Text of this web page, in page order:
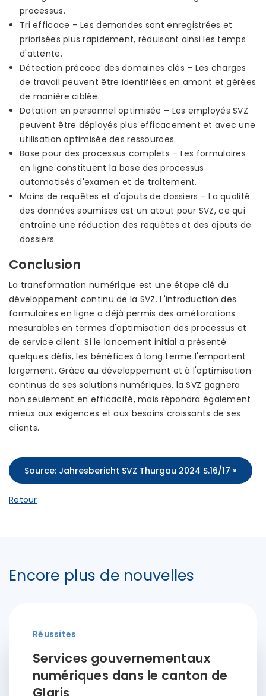
processus.
Tri efficace – Les demandes sont enregistrées et
priorisées plus rapidement, réduisant ainsi les temps
d'attente.
Détection précoce des domaines clés – Les charges
de travail peuvent être identifiées en amont et gérées
de manière ciblée.
Dotation en personnel optimisée – Les employés SVZ
peuvent être déployés plus efficacement et avec une
utilisation optimisée des ressources.
Base pour des processus complets – Les formulaires
en ligne constituent la base des processus
automatisés d'examen et de traitement.
Moins de requêtes et d'ajouts de dossiers – La qualité
des données soumises est un atout pour SVZ, ce qui
entraîne une réduction des requêtes et des ajouts de
dossiers.
Conclusion
La transformation numérique est une étape clé du
développement continu de la SVZ. L'introduction des
formulaires en ligne a déjà permis des améliorations
mesurables en termes d'optimisation des processus et
de service client. Si le lancement initial a présenté
quelques défis, les bénéfices à long terme l'emportent
largement. Grâce au développement et à l'optimisation
continus de ses solutions numériques, la SVZ gagnera
non seulement en efficacité, mais répondra également
mieux aux exigences et aux besoins croissants de ses
clients.
Source: Jahresbericht SVZ Thurgau 2024 S.16/17 »
Retour
Encore plus de nouvelles
Réussites
Services gouvernementaux
numériques dans le canton de